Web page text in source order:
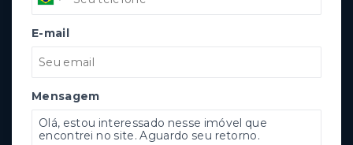
E-mail
Mensagem